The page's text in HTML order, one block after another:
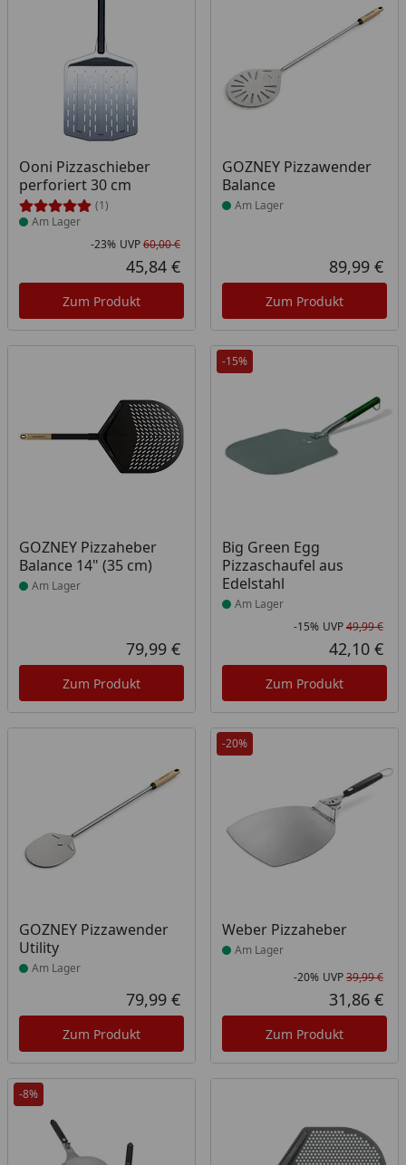
Ooni Pizzaschieber
perforiert 30 cm
(1)
Produkt am Lager
Am Lager
Rabatt in Prozent
-23%
Ursprünglicher Preis
UVP60,00 €
Aktueller Preis
45,84 €
Zum Produkt
GOZNEY Pizzawender
Balance
Produkt am Lager
Am Lager
89,99 €
Zum Produkt
GOZNEY Pizzaheber
Balance 14" (35 cm)
Produkt am Lager
Am Lager
Aktueller Preis
79,99 €
Zum Produkt
-15%
Big Green Egg
Pizzaschaufel aus
Edelstahl
Produkt am Lager
Am Lager
-15% UVP49,99 €
42,10 €
Zum Produkt
GOZNEY Pizzawender
Utility
Produkt am Lager
Am Lager
Aktueller Preis
79,99 €
Zum Produkt
-20%
Weber Pizzaheber
Produkt am Lager
Am Lager
-20% UVP39,99 €
31,86 €
Zum Produkt
-8%